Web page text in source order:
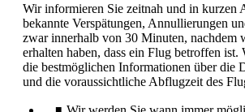
Wir informieren Sie zeitnah und in kurzen
bekannte Verspätungen, Annullierungen
zwar innerhalb von 30 Minuten, nachdem
erhalten haben, dass ein Flug betroffen ist.
die bestmöglichen Informationen über die
und die voraussichtliche Abflugzeit des